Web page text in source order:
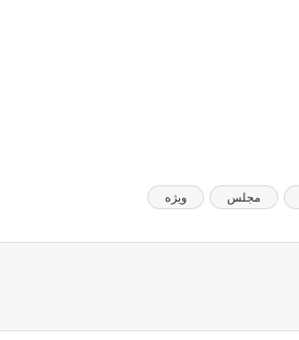
مجلس ویژه